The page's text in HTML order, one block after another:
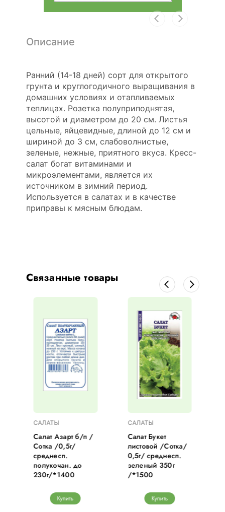
Описание
Ранний (14-18 дней) сорт для открытого
грунта и круглогодичного выращивания в
домашних условиях и отапливаемых
теплицах. Розетка полуприподнятая,
высотой и диаметром до 20 см. Листья
цельные, яйцевидные, длиной до 12 см и
шириной до 3 см, слабоволнистые,
зеленые, нежные, приятного вкуса. Кресс-
салат богат витаминами и
микроэлементами, является их
источником в зимний период.
Используется в салатах и в качестве
приправы к мясным блюдам.
Связанные товары
САЛАТЫ
Салат Азарт б/п /
Сотка /0,5г/
среднесп.
полукочан. до
230г/*1400
Купить
САЛАТЫ
Салат Букет
листовой /Сотка/
0,5г/ среднесп.
зеленый 350г
/*1500
Купить